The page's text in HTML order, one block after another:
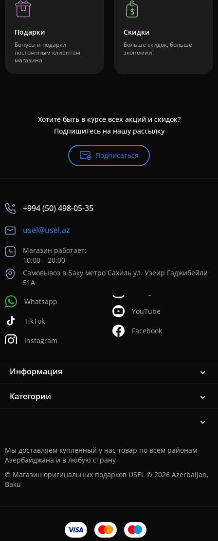
Подарки
Бонусы и подарки
постоянным клиентам
магазина
Скидки
Больше скидок, больше
экономии!
Хотите быть в курсе всех акций и скидок?
Подпишитесь на нашу рассылку
Подписаться
+994 (50) 498-05-35
usel@usel.az
Магазин работает:
10:00 – 20:00
Самовывоз в Баку метро Сахиль ул. Узеир Гаджибейли
51А
Whatsapp
TikTok
Instagram
YouTube
Facebook
Информация
Категории
Мы доставляем купленный у нас товар по всем районам
Азербайджана и в любую страну
© Магазин оригинальных подарков USEL © 2026 Azerbaijan,
Baku